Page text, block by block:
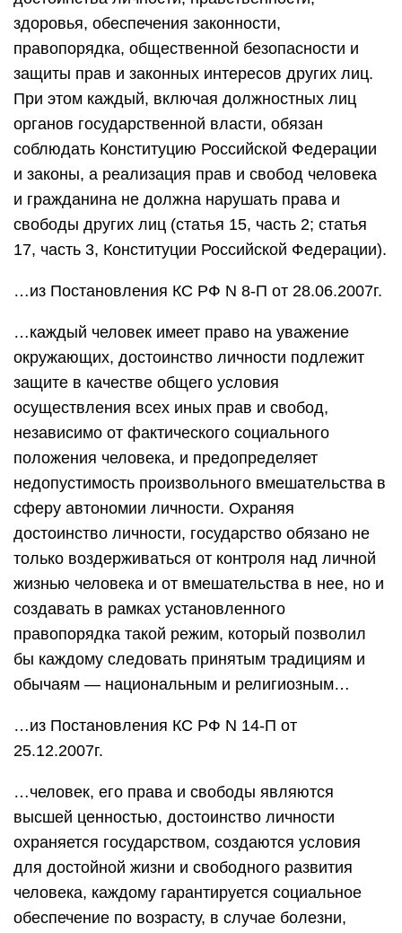
здоровья, обеспечения законности,
правопорядка, общественной безопасности и
защиты прав и законных интересов других лиц.
При этом каждый, включая должностных лиц
органов государственной власти, обязан
соблюдать Конституцию Российской Федерации
и законы, а реализация прав и свобод человека
и гражданина не должна нарушать права и
свободы других лиц (статья 15, часть 2; статья
17, часть 3, Конституции Российской Федерации).
…из Постановления КС РФ N 8-П от 28.06.2007г.
…каждый человек имеет право на уважение
окружающих, достоинство личности подлежит
защите в качестве общего условия
осуществления всех иных прав и свобод,
независимо от фактического социального
положения человека, и предопределяет
недопустимость произвольного вмешательства в
сферу автономии личности. Охраняя
достоинство личности, государство обязано не
только воздерживаться от контроля над личной
жизнью человека и от вмешательства в нее, но и
создавать в рамках установленного
правопорядка такой режим, который позволил
бы каждому следовать принятым традициям и
обычаям — национальным и религиозным…
…из Постановления КС РФ N 14-П от
25.12.2007г.
…человек, его права и свободы являются
высшей ценностью, достоинство личности
охраняется государством, создаются условия
для достойной жизни и свободного развития
человека, каждому гарантируется социальное
обеспечение по возрасту, в случае болезни,